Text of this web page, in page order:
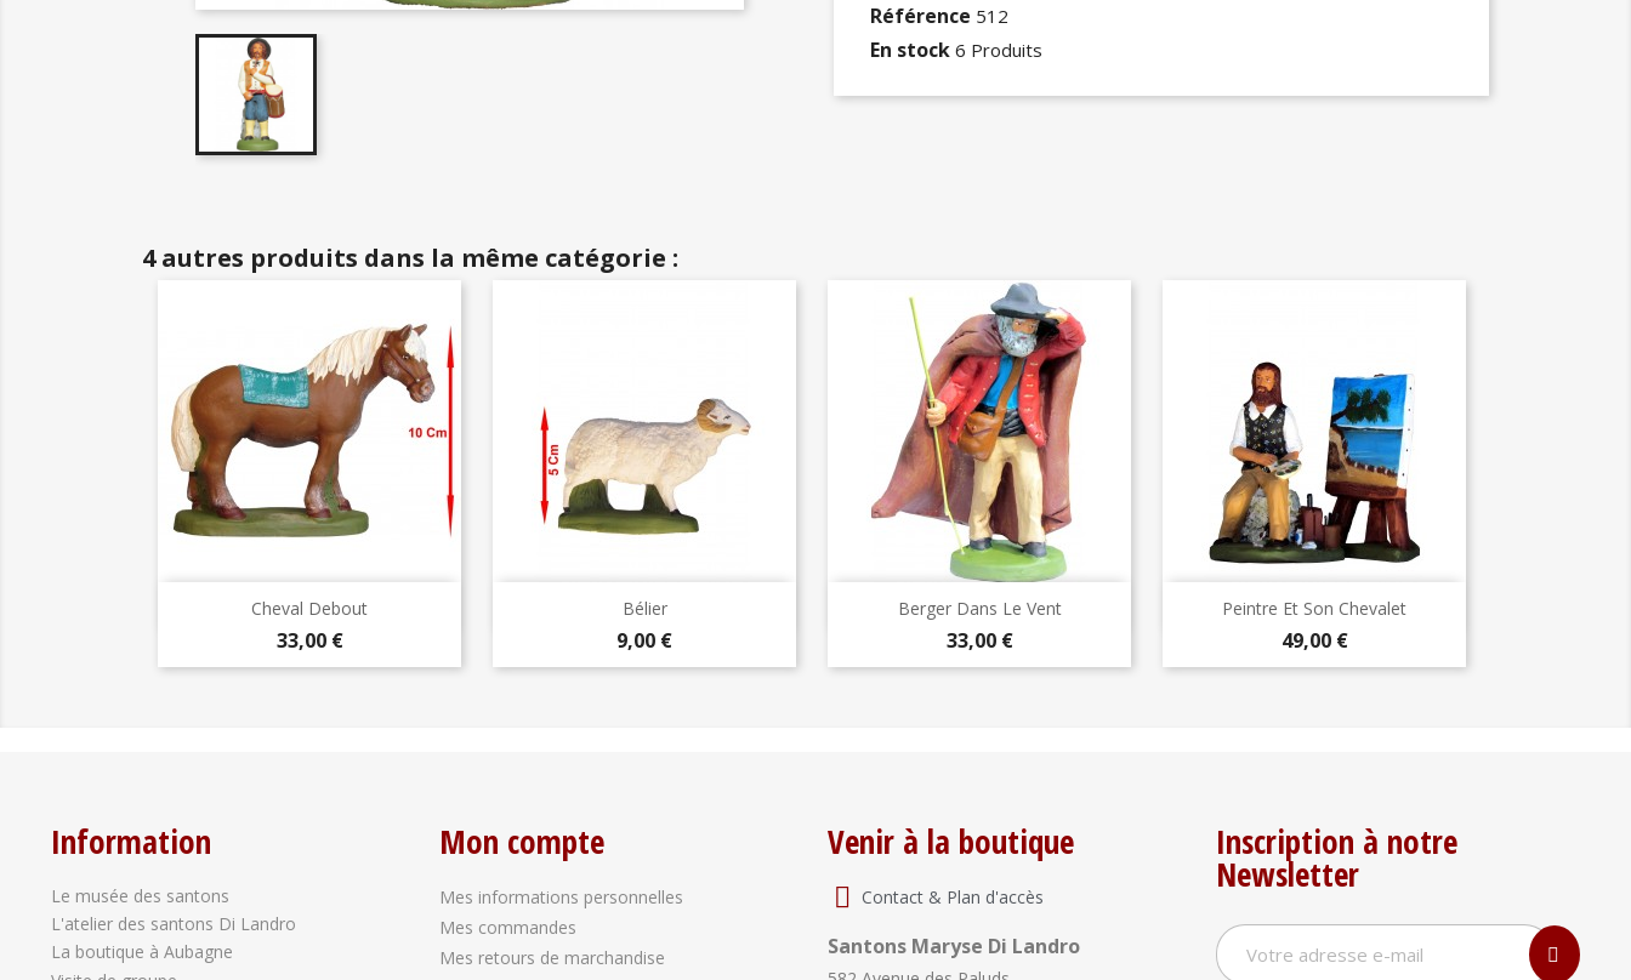
Référence 512
En stock 6 Produits
4 autres produits dans la même catégorie :
Cheval Debout
Prix
33,00 €
Aperçu rapide Bélier
Prix
9,00 €
Aperçu rapide Berger Dans Le Vent
Prix
33,00 €
Aperçu rapide Peintre Et Son Chevalet
Prix
49,00 €
Aperçu rapide
Information
Le musée des santons
L'atelier des santons Di Landro
La boutique à Aubagne
Mon compte
Mes informations personnelles
Mes commandes
Mes retours de marchandise
Venir à la boutique
Contact & Plan d'accès
Santons Maryse Di Landro
Inscription à notre
Newsletter